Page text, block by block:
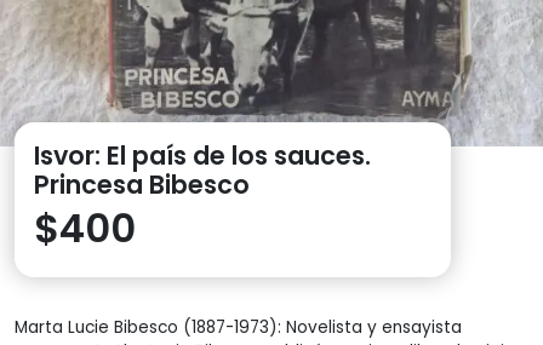
Isvor: El país de los sauces.
Princesa Bibesco
$400
Marta Lucie Bibesco (1887-1973): Novelista y ensayista